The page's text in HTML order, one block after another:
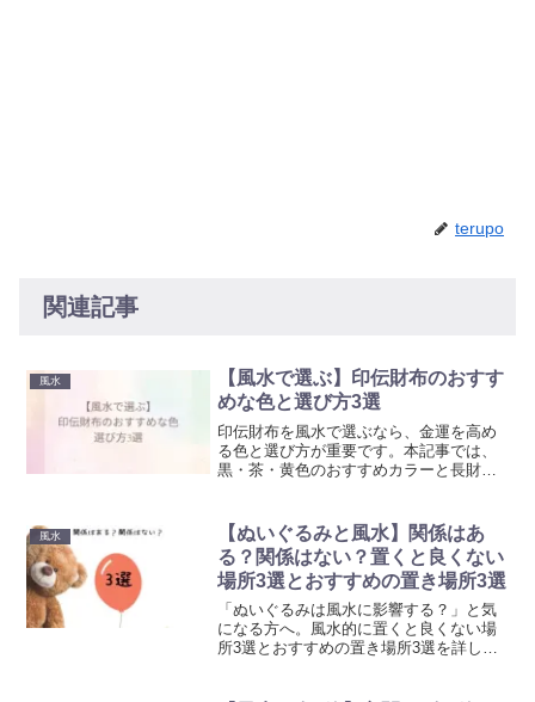
terupo
関連記事
風水
【風水で選ぶ】印伝財布のおすす
めな色と選び方3選
印伝財布を風水で選ぶなら、金運を高め
る色と選び方が重要です。本記事では、
黒・茶・黄色のおすすめカラーと長財布
風水
【ぬいぐるみと風水】関係はあ
る？関係はない？置くと良くない
場所3選とおすすめの置き場所3選
「ぬいぐるみは風水に影響する？」と気
になる方へ。風水的に置くと良くない場
所3選とおすすめの置き場所3選を詳しく